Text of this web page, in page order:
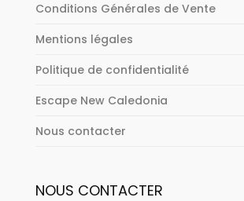
Conditions Générales de Vente
Mentions légales
Politique de confidentialité
Escape New Caledonia
Nous contacter
NOUS CONTACTER